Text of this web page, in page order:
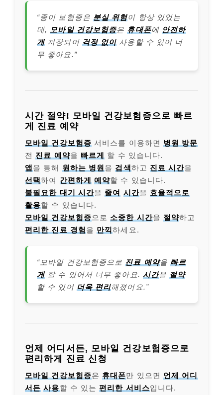
“종이 보험증은 분실 위험이 항상 있었는
데, 모바일 건강보험증은 휴대폰에 안전하
게저장되어 걱정 없이 사용할 수 있어 너
무 좋아요.”
시간 절약! 모바일 건강보험증으로 빠르
게 진료 예약
모바일 건강보험증 서비스를 이용하면 병원 방문
전 진료 예약을 빠르게 할 수 있습니다.
앱을 통해 원하는 병원 을 검색하고 진료 시간을
선택하여 간편하게 예약할 수 있습니다.
불필요한 대기 시간을 줄여 시간을 효율적으로
활용할 수 있습니다.
모바일 건강보험증으로 소중한 시간을 절약하고
편리한 진료 경험 을 만끽하세요.
“모바일 건강보험증으로 진료 예약을 빠르
게할 수 있어서 너무 좋아요. 시간을 절약
할 수 있어 더욱 편리해졌어요.”
언제 어디서든, 모바일 건강보험증으로
편리하게 진료 신청
모바일 건강보험증은 휴대폰만 있으면 언제 어디
서든 사용할 수 있는편리한 서비스입니다.